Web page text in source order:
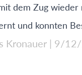
dem Zug
und konnten
Kronauer | 9/